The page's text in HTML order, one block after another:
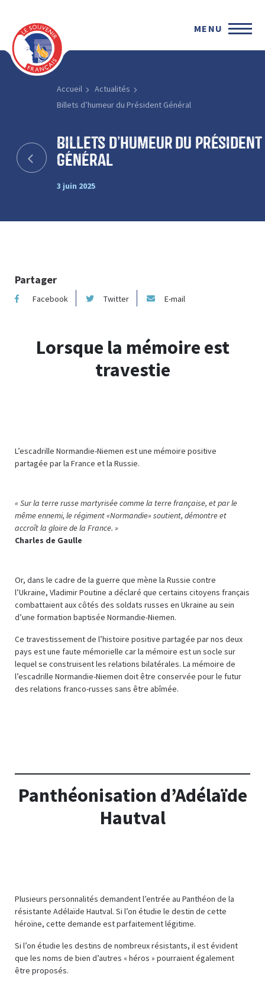
MENU
Accueil
Actualités
Billets d’humeur du Président Général
Billets d’humeur du Président
Général
3 juin 2025
Partager
Facebook Twitter E-mail
Lorsque la mémoire est
travestie
L’escadrille Normandie-Niemen est une mémoire positive
partagée par la France et la Russie.
« Sur la terre russe martyrisée comme la terre française, et par le
même ennemi, le régiment «Normandie» soutient, démontre et
accroît la gloire de la France. »
Charles de Gaulle
Or, dans le cadre de la guerre que mène la Russie contre
l’Ukraine, Vladimir Poutine a déclaré que certains citoyens français
combattaient aux côtés des soldats russes en Ukraine au sein
d’une formation baptisée Normandie-Niemen.
Ce travestissement de l’histoire positive partagée par nos deux
pays est une faute mémorielle car la mémoire est un socle sur
lequel se construisent les relations bilatérales. La mémoire de
l’escadrille Normandie-Niemen doit être conservée pour le futur
des relations franco-russes sans être abîmée.
Panthéonisation d’Adélaïde
Hautval
Plusieurs personnalités demandent l’entrée au Panthéon de la
résistante Adélaïde Hautval. Si l’on étudie le destin de cette
héroïne, cette demande est parfaitement légitime.
Si l’on étudie les destins de nombreux résistants, il est évident
que les noms de bien d’autres « héros » pourraient également
être proposés.